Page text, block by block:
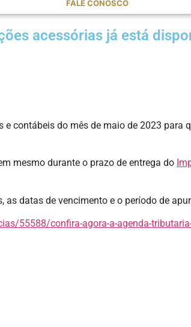
FALE CONOSCO
acessórias já está
contábeis do mês de maio de 2023
mesmo durante o prazo de entrega do
datas de vencimento e o período de
55588/confira-agora-a-agenda-